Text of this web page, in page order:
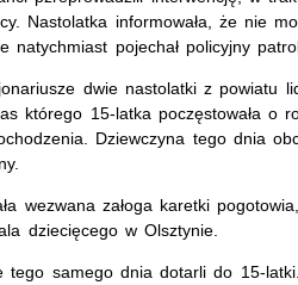
Nastolatka informowała, że nie
natychmiast pojechał policyjny
dwie nastolatki z powiatu
którego 15-latka poczęstowała o
Dziewczyna tego dnia
wezwana załoga karetki
dziecięcego w Olsztynie.
tego samego dnia dotarli do 15-